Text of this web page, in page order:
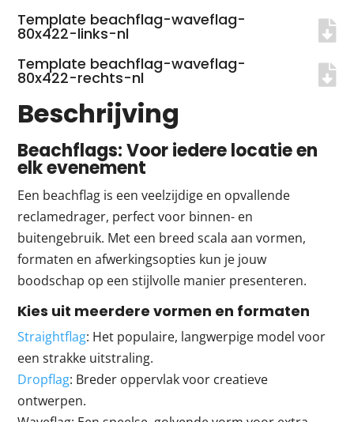
Beschrijving
Beachflags: Voor iedere locatie en
elk evenement
Een beachflag is een veelzijdige en opvallende
reclamedrager, perfect voor binnen- en
buitengebruik. Met een breed scala aan vormen,
formaten en afwerkingsopties kun je jouw
boodschap op een stijlvolle manier presenteren.
Kies uit meerdere vormen en formaten
Straightflag: Het populaire, langwerpige model voor
een strakke uitstraling.
Dropflag: Breder oppervlak voor creatieve
ontwerpen.
Template beachflag-waveflag-
80x422-links-nl
Template beachflag-waveflag-
80x422-rechts-nl